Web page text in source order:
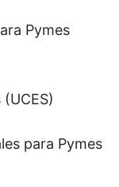
Pymes
para Pymes